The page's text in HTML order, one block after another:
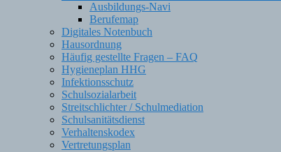
Ausbildungs-Navi
Berufemap
Digitales Notenbuch
Hausordnung
Häufig gestellte Fragen – FAQ
Hygieneplan HHG
Infektionsschutz
Schulsozialarbeit
Streitschlichter / Schulmediation
Schulsanitätsdienst
Verhaltenskodex
Vertretungsplan